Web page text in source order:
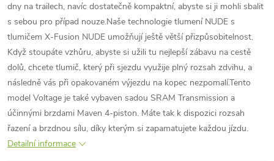
dny na trailech, navíc dostatečně kompaktní, abyste si ji mohli sbalit
s sebou pro případ nouze.Naše technologie tlumení NUDE s
tlumičem X-Fusion NUDE umožňují ještě větší přizpůsobitelnost.
Když stoupáte vzhůru, abyste si užili tu nejlepší zábavu na cestě
dolů, chcete tlumič, který při sjezdu využije plný rozsah zdvihu, a
následně vás při opakovaném výjezdu na kopec nezpomalí.Tento
model Voltage je také vybaven sadou SRAM Transmission a
účinnými brzdami Maven 4-piston. Máte tak k dispozici rozsah
řazení a brzdnou sílu, díky kterým si zapamatujete každou jízdu.
Detailní informace